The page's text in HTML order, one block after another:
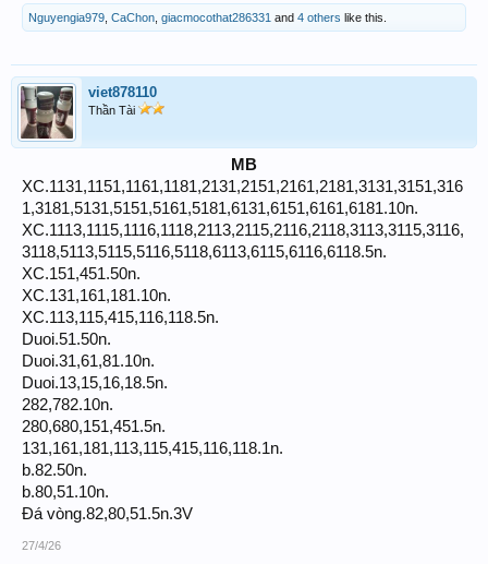
Nguyengia979 CaChon giacmocothat286331 and 4 others like this.
viet878110
Thần Tài
MB
XC.1131,1151,1161,1181,2131,2151,2161,2181,3131,3151,316
1,3181,5131,5151,5161,5181,6131,6151,6161,6181.10n.
XC.1113,1115,1116,1118,2113,2115,2116,2118,3113,3115,3116,
3118,5113,5115,5116,5118,6113,6115,6116,6118.5n.
XC.151,451.50n.
XC.131,161,181.10n.
XC.113,115,415,116,118.5n.
Duoi.51.50n.
Duoi.31,61,81.10n.
Duoi.13,15,16,18.5n.
282,782.10n.
280,680,151,451.5n.
131,161,181,113,115,415,116,118.1n.
b.82.50n.
b.80,51.10n.
Đá vòng.82,80,51.5n.3V
27/4/26